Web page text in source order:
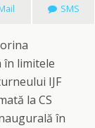
SMS
în limitele
IJF
la CS
în